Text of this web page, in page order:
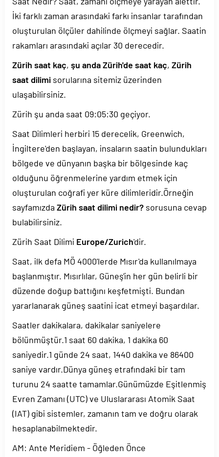
İki farklı zaman arasındaki farkı insanlar tarafından
oluşturulan ölçüler dahilinde ölçmeyi sağlar. Saatin
rakamları arasındaki açılar 30 derecedir.
Zürih saat kaç, şu anda Zürih'de saat kaç, Zürih
saat dilimi sorularına sitemiz üzerinden
ulaşabilirsiniz.
Zürih şu anda saat 09:05:30 geçiyor.
Saat Dilimleri herbiri 15 derecelik, Greenwich,
İngiltere'den başlayan, insaların saatin bulundukları
bölgede ve dünyanın başka bir bölgesinde kaç
olduğunu öğrenmelerine yardım etmek için
oluşturulan coğrafi yer küre dilimleridir.Örneğin
sayfamızda Zürih saat dilimi nedir? sorusuna cevap
bulabilirsiniz.
Zürih Saat Dilimi Europe/Zurich'dir.
Saat, ilk defa MÖ 4000'lerde Mısır'da kullanılmaya
başlanmıştır. Mısırlılar, Güneş'in her gün belirli bir
düzende doğup battığını keşfetmişti. Bundan
yararlanarak güneş saatini icat etmeyi başardılar.
Saatler dakikalara, dakikalar saniyelere
bölünmüştür.1 saat 60 dakika, 1 dakika 60
saniyedir.1 günde 24 saat, 1440 dakika ve 86400
saniye vardır.Dünya güneş etrafındaki bir tam
turunu 24 saatte tamamlar.Günümüzde Eşitlenmiş
Evren Zamanı (UTC) ve Uluslararası Atomik Saat
(IAT) gibi sistemler, zamanın tam ve doğru olarak
hesaplanabilmektedir.
AM: Ante Meridiem - Öğleden Önce